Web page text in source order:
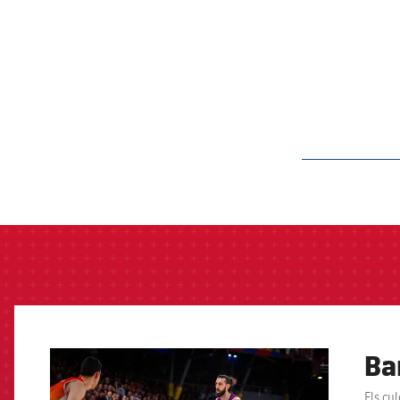
FCB Barcelona badge
Els